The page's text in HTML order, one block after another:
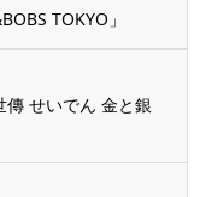
TOKYO」
傳 せいでん 金と銀